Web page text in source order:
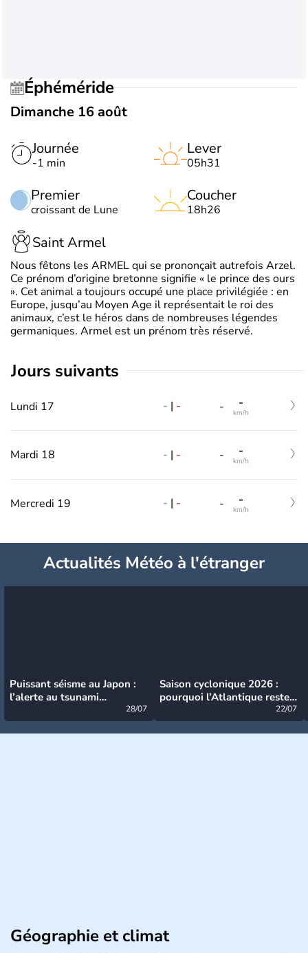
Éphéméride
Dimanche 16 août
Journée
-1 min
Premier
croissant de Lune
Lever
05h31
Coucher
18h26
Saint Armel
Nous fêtons les ARMEL qui se prononçait autrefois Arzel.
Ce prénom d’origine bretonne signifie « le prince des ours
». Cet animal a toujours occupé une place privilégiée : en
Europe, jusqu’au Moyen Age il représentait le roi des
animaux, c’est le héros dans de nombreuses légendes
germaniques. Armel est un prénom très réservé.
jours suivants
Lundi 17 - | - - -
km/h
Mardi 18 - | - - -
km/h
Mercredi 19 - | - - -
km/h
Actualités Météo à l'étranger
Puissant séisme au Japon :
l’alerte au tsunami
28/07
Saison cyclonique 2026 :
pourquoi l’Atlantique reste
22/07
Géographie et climat